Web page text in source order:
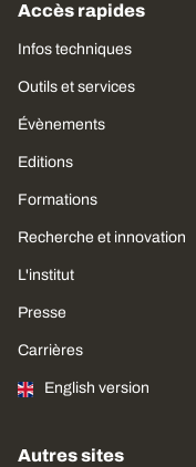
Accès rapides
Infos techniques
Outils et services
Évènements
Editions
Formations
Recherche et innovation
L'institut
Presse
Carrières
English version
Autres sites